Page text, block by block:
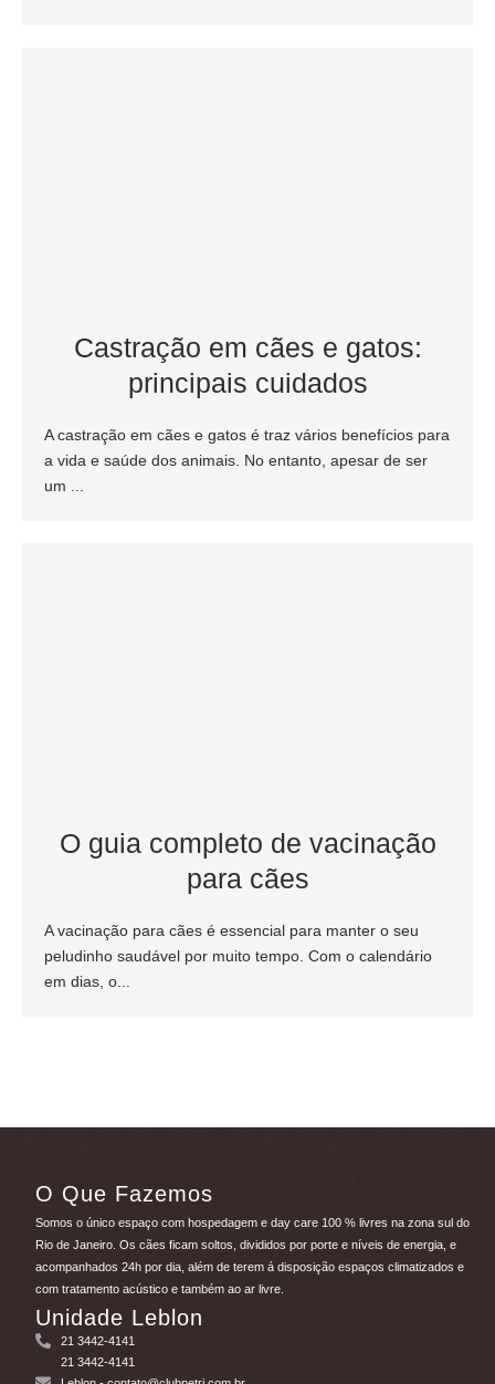
Castração em cães e gatos:
principais cuidados
A castração em cães e gatos é traz vários benefícios para
a vida e saúde dos animais. No entanto, apesar de ser
um ...
O guia completo de vacinação
para cães
A vacinação para cães é essencial para manter o seu
peludinho saudável por muito tempo. Com o calendário
em dias, o...
O Que Fazemos
Somos o único espaço com hospedagem e day care 100 % livres na zona sul do
Rio de Janeiro. Os cães ficam soltos, divididos por porte e níveis de energia, e
acompanhados 24h por dia, além de terem á disposição espaços climatizados e
com tratamento acústico e também ao ar livre.
Unidade Leblon
21 3442-4141
21 3442-4141